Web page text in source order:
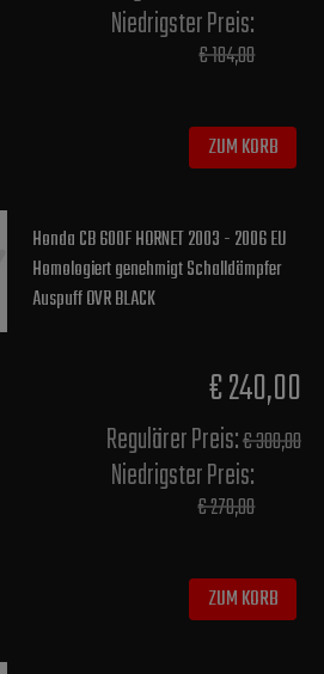
Niedrigster Preis:
€ 184,00
ZUM KORB
Honda CB 600F HORNET 2003 - 2006 EU
Homologiert genehmigt Schalldämpfer
Auspuff OVR BLACK
€ 240,00
Regulärer Preis:€ 300,00
Niedrigster Preis:
€ 270,00
ZUM KORB